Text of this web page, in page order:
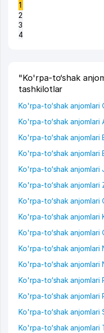
1
2
3
4
"Ko'rpa-to‘shak
tashkilotlar
Ko'rpa-to‘shak
Ko'rpa-to‘shak anjomlari
Ko'rpa-to‘shak anjomlari
Ko'rpa-to‘shak anjomlari
Ko'rpa-to‘shak anjomlari
Ko'rpa-to‘shak anjomlari
Ko'rpa-to‘shak anjomlari
Ko'rpa-to‘shak anjomlari
Ko'rpa-to‘shak anjomlari
Ko'rpa-to‘shak anjomlari
Ko'rpa-to‘shak anjomlari
Ko'rpa-to‘shak
Ko'rpa-to‘shak anjomlari
Ko'rpa-to‘shak anjomlari
Ko'rpa-to‘shak anjomlari